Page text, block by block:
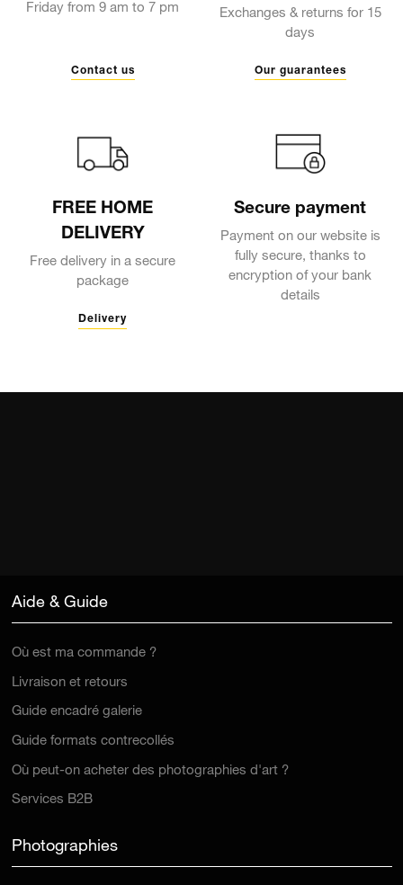
Friday from 9 am to 7 pm
Contact us
Exchanges & returns for 15
days
Our guarantees
FREE HOME
DELIVERY
Free delivery in a secure
package
Delivery
Secure payment
Payment on our website is
fully secure, thanks to
encryption of your bank
details
Aide & Guide
Où est ma commande ?
Livraison et retours
Guide encadré galerie
Guide formats contrecollés
Où peut-on acheter des photographies d'art ?
Services B2B
Photographies